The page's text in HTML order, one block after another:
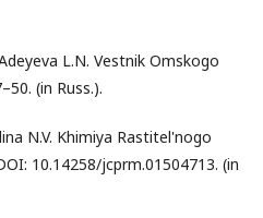
L.N. Vestnik Omskogo
(in Russ.).
N.V. Khimiya Rastitel'nogo
10.14258/jcprm.01504713. (in